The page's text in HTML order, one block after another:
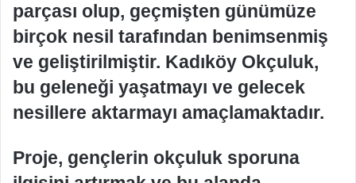
parçası olup, geçmişten günümüze
birçok nesil tarafından benimsenmiş
ve geliştirilmiştir. Kadıköy Okçuluk,
bu geleneği yaşatmayı ve gelecek
nesillere aktarmayı amaçlamaktadır.
Proje, gençlerin okçuluk sporuna